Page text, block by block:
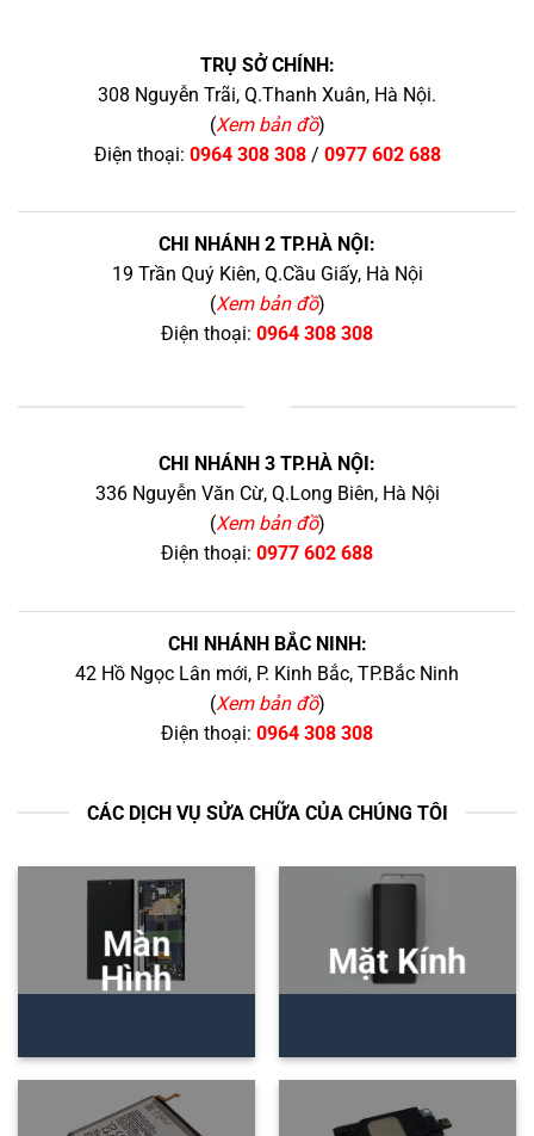
TRỤ SỞ CHÍNH:
308 Nguyễn Trãi, Q.Thanh Xuân, Hà Nội.
(Xem bản đồ)
Điện thoại: 0964 308 308/ 0977 602 688
CHI NHÁNH 2 TP.HÀ NỘI:
19 Trần Quý Kiên, Q.Cầu Giấy, Hà Nội
(Xem bản đồ)
Điện thoại: 0964 308 308
CHI NHÁNH 3 TP.HÀ NỘI:
336 Nguyễn Văn Cừ, Q.Long Biên, Hà Nội
(Xem bản đồ)
Điện thoại: 0977 602 688
CHI NHÁNH BẮC NINH:
42 Hồ Ngọc Lân mới, P. Kinh Bắc, TP.Bắc Ninh
(Xem bản đồ)
Điện thoại: 0964 308 308
CÁC DỊCH VỤ SỬA CHỮA CỦA CHÚNG TÔI
Màn
Hình
Mặt Kính